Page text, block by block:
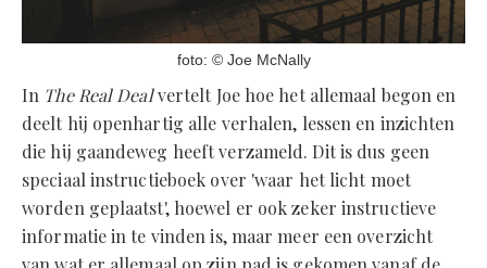
foto: © Joe McNally
In The Real Dealvertelt Joe hoe het allemaal begon en
deelt hij openhartig alle verhalen, lessen en inzichten
die hij gaandeweg heeft verzameld. Dit is dus geen
speciaal instructieboek over 'waar het licht moet
worden geplaatst', hoewel er ook zeker instructieve
informatie in te vinden is, maar meer een overzicht